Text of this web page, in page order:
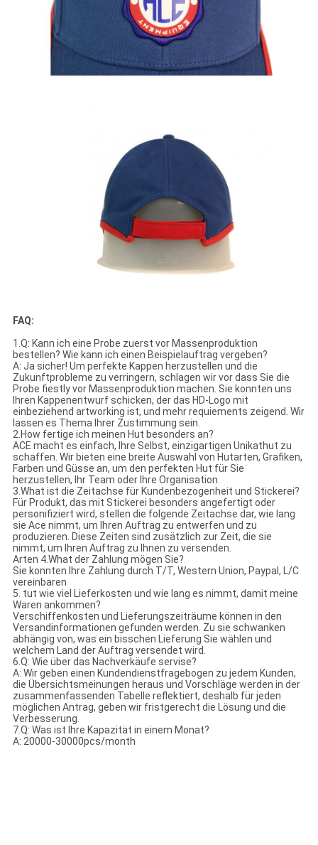
FAQ:
1.Q: Kann ich eine Probe zuerst vor Massenproduktion
bestellen? Wie kann ich einen Beispielauftrag vergeben?
A: Ja sicher! Um perfekte Kappen herzustellen und die
Zukunftprobleme zu verringern, schlagen wir vor dass Sie die
Probe fiestly vor Massenproduktion machen. Sie konnten uns
Ihren Kappenentwurf schicken, der das HD-Logo mit
einbeziehend artworking ist, und mehr requiements zeigend. Wir
lassen es Thema Ihrer Zustimmung sein.
2.How fertige ich meinen Hut besonders an?
ACE macht es einfach, Ihre Selbst, einzigartigen Unikathut zu
schaffen. Wir bieten eine breite Auswahl von Hutarten, Grafiken,
Farben und Güsse an, um den perfekten Hut für Sie
herzustellen, Ihr Team oder Ihre Organisation.
3.What ist die Zeitachse für Kundenbezogenheit und Stickerei?
Für Produkt, das mit Stickerei besonders angefertigt oder
personifiziert wird, stellen die folgende Zeitachse dar, wie lang
sie Ace nimmt, um Ihren Auftrag zu entwerfen und zu
produzieren. Diese Zeiten sind zusätzlich zur Zeit, die sie
nimmt, um Ihren Auftrag zu Ihnen zu versenden.
Arten 4.What der Zahlung mögen Sie?
Sie konnten Ihre Zahlung durch T/T, Western Union, Paypal, L/C
vereinbaren
5. tut wie viel Lieferkosten und wie lang es nimmt, damit meine
Waren ankommen?
Verschiffenkosten und Lieferungszeiträume können in den
Versandinformationen gefunden werden. Zu sie schwanken
abhängig von, was ein bisschen Lieferung Sie wählen und
welchem Land der Auftrag versendet wird.
6.Q: Wie über das Nachverkäufe servise?
A: Wir geben einen Kundendienstfragebogen zu jedem Kunden,
die Übersichtsmeinungen heraus und Vorschläge werden in der
zusammenfassenden Tabelle reflektiert, deshalb für jeden
möglichen Antrag, geben wir fristgerecht die Lösung und die
Verbesserung.
7.Q: Was ist Ihre Kapazität in einem Monat?
A: 20000-30000pcs/month